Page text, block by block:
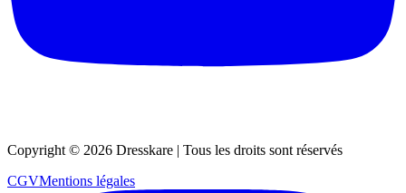
Copyright © 2026 Dresskare | Tous les droits sont réservés
CGVMentions légales